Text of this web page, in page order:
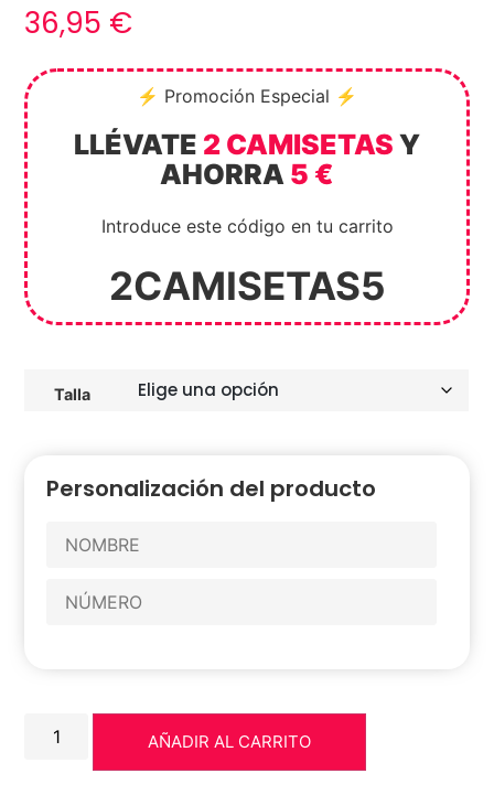
36,95 €
⚡ Promoción Especial ⚡
LLÉVATE 2 CAMISETAS Y
AHORRA 5 €
Introduce este código en tu carrito
2CAMISETAS5
Talla
Personalización del producto
AÑADIR AL CARRITO